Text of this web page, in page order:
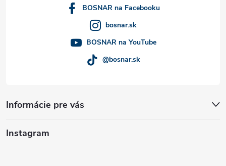
Informácie pre vás
BOSNAR na Facebooku
bosnar.sk
BOSNAR na YouTube
@bosnar.sk
Instagram